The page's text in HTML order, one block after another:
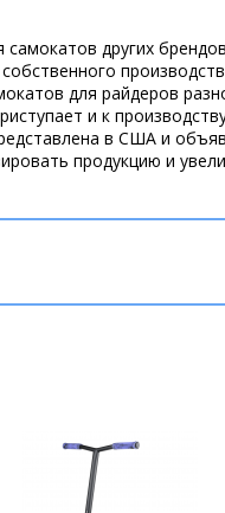
других
для райдеров
и к
в США и
продукцию и